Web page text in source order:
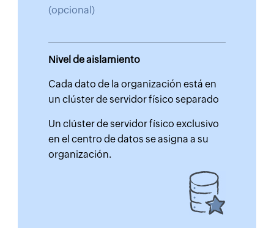
(opcional)
Nivel de aislamiento
Cada dato de la organización está en
un clúster de servidor físico separado
Un clúster de servidor físico exclusivo
en el centro de datos se asigna a su
organización.